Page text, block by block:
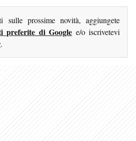
sulle prossime novità, aggiungete
preferite di Google e/o iscrivetevi
.